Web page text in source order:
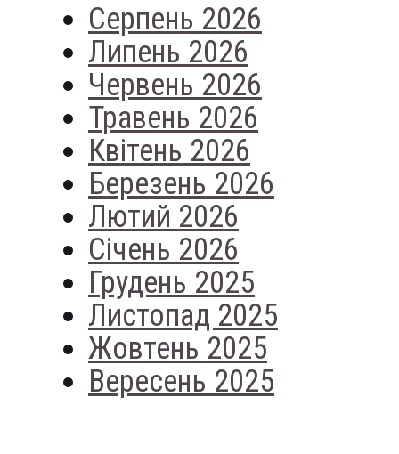
Серпень 2026
Липень 2026
Червень 2026
Травень 2026
Квітень 2026
Березень 2026
Лютий 2026
Січень 2026
Грудень 2025
Листопад 2025
Жовтень 2025
Вересень 2025